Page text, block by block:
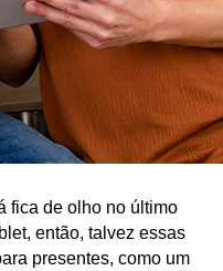
fica de olho no último
então, talvez essas
presentes, como um